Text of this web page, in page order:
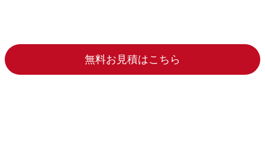
無料お見積はこちら